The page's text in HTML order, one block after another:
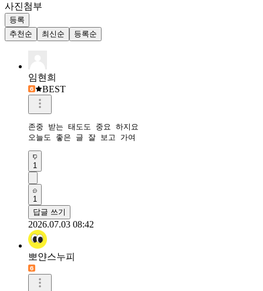
사진첨부
등록
추천순
최신순 등록순
임현희
BEST
존중 받는 태도도 중요 하지요
오늘도 좋은 글 잘 보고 가여
1
1
답글 쓰기
2026.07.03 08:42
뽀얀스누피